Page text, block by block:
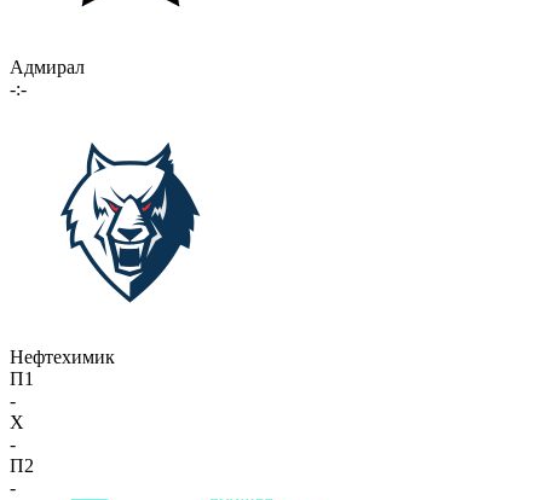
Адмирал
-:-
Нефтехимик
П1
-
X
-
П2
-